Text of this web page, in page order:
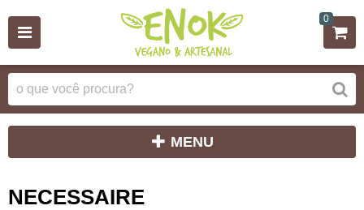
0
MENU
NECESSAIRE